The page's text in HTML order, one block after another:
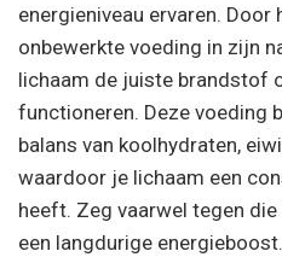
energieniveau ervaren. Door
onbewerkte voeding in zijn
lichaam de juiste brandstof
functioneren. Deze voeding
balans van koolhydraten,
waardoor je lichaam een
heeft. Zeg vaarwel tegen
een langdurige energieboost.